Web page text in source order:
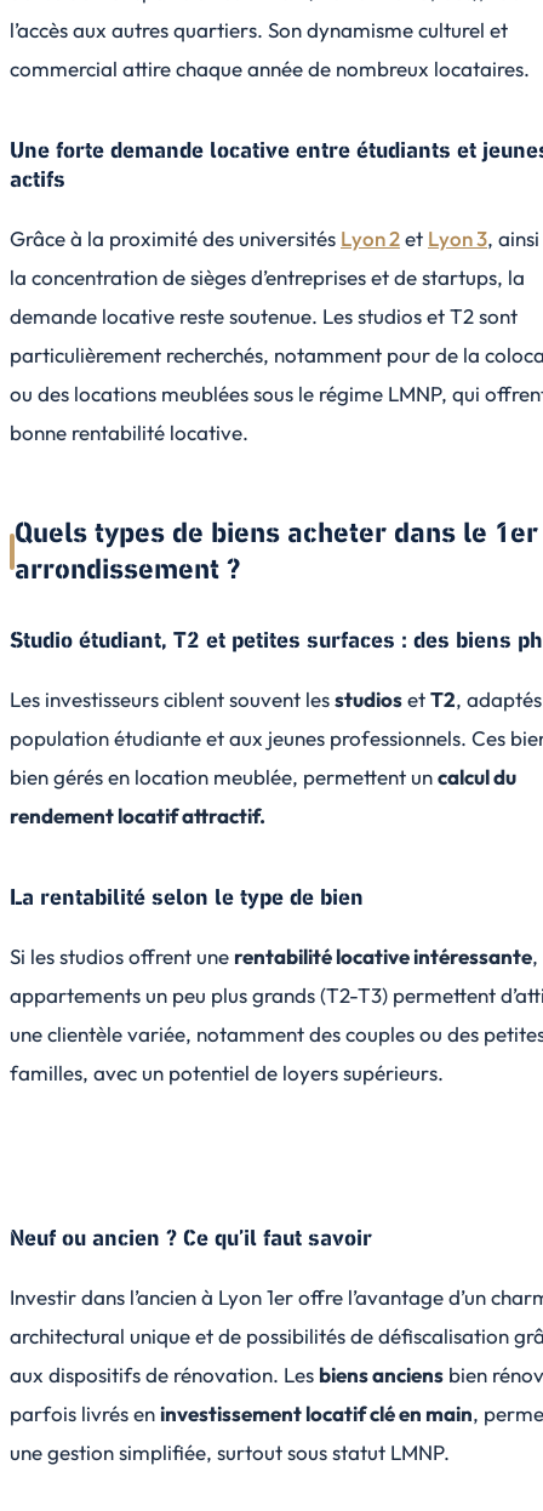
l’accès aux autres quartiers. Son dynamisme culturel et
commercial attire chaque année de nombreux locataires.
Une forte demande locative entre étudiants et
actifs
Grâce à la proximité des universités Lyon 2et Lyon 3, ainsi
la concentration de sièges d’entreprises et de startups, la
demande locative reste soutenue. Les studios et T2 sont
particulièrement recherchés, notamment pour de la
ou des locations meublées sous le régime LMNP, qui
bonne rentabilité locative.
Quels types de biens acheter dans le 1er
arrondissement ?
Studio étudiant, T2 et petites surfaces : des biens
Les investisseurs ciblent souvent lesstudiosetT2,
population étudiante et aux jeunes professionnels. Ces
bien gérés en location meublée, permettent uncalcul du
rendement locatif attractif.
La rentabilité selon le type de bien
Si les studios offrent une rentabilité locative intéressante,
appartements un peu plus grands (T2-T3) permettent
une clientèle variée, notamment des couples ou des
familles, avec un potentiel de loyers supérieurs.
Neuf ou ancien ? Ce qu’il faut savoir
Investir dans l’ancien à Lyon 1er offre l’avantage d’un
architectural unique et de possibilités de défiscalisation
aux dispositifs de rénovation. Les biens anciens bien
parfois livrés eninvestissement locatif clé en main,
une gestion simplifiée, surtout sous statut LMNP.